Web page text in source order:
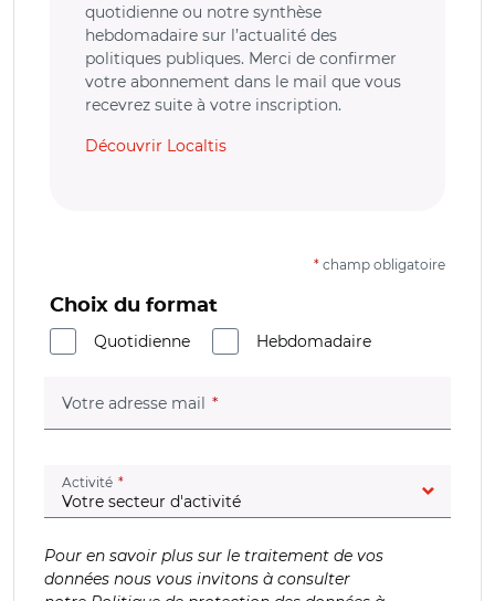
quotidienne ou notre synthèse
hebdomadaire sur l’actualité des
politiques publiques. Merci de confirmer
votre abonnement dans le mail que vous
recevrez suite à votre inscription.
Découvrir Localtis
* champ obligatoire
Choix du format
Quotidienne
Hebdomadaire
Votre adresse mail (champ obligatoire)
Activité (champ obligatoire)
Pour en savoir plus sur le traitement de vos
données nous vous invitons à consulter